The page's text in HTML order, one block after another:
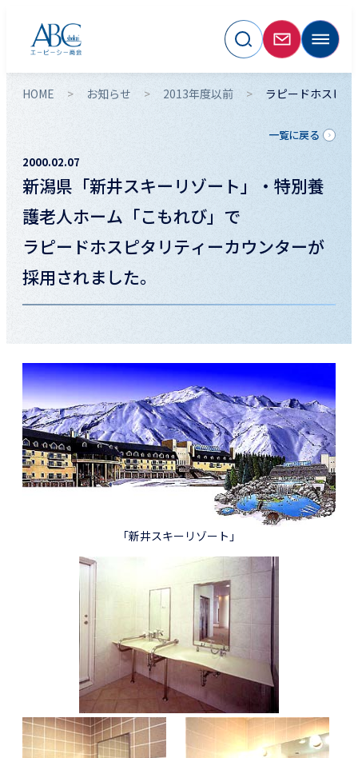
HOME お知らせ 2013年度以前 ラピードホスピ
2000.02.07
新潟県「新井スキーリゾート」・特別養
護老人ホーム「こもれび」で
ラピードホスピタリティーカウンターが
採用されました。
一覧に戻る
「新井スキーリゾート」